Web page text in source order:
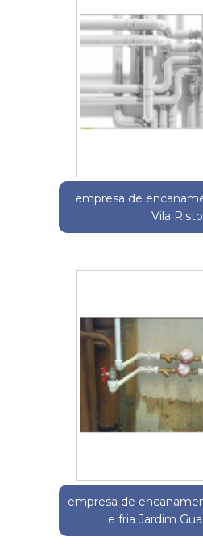
empresa de
Vila
empresa de
e fria Jardim